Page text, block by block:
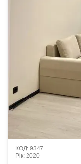
2020
9347